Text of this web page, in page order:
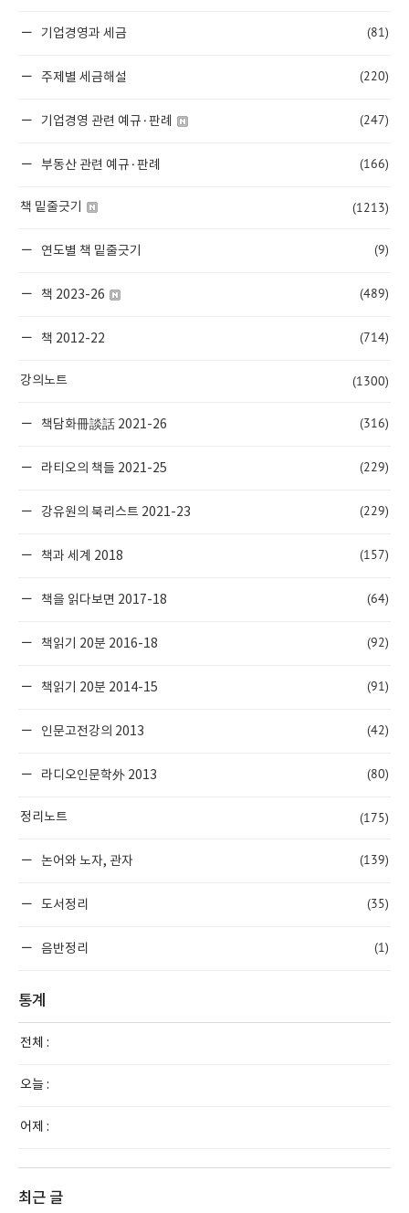
기업경영과 세금 (81)
주제별 세금해설 (220)
기업경영 관련 예규·판례 (247)
부동산 관련 예규·판례 (166)
책 밑줄긋기 (1213)
연도별 책 밑줄긋기 (9)
책 2023-26 (489)
책 2012-22 (714)
강의노트 (1300)
책담화冊談話 2021-26 (316)
라티오의 책들 2021-25 (229)
강유원의 북리스트 2021-23 (229)
책과 세계 2018 (157)
책을 읽다보면 2017-18 (64)
책읽기 20분 2016-18 (92)
책읽기 20분 2014-15 (91)
인문고전강의 2013 (42)
라디오인문학外 2013 (80)
정리노트 (175)
논어와 노자, 관자 (139)
도서정리 (35)
음반정리 (1)
통계
전체 :
오늘 :
어제 :
최근 글